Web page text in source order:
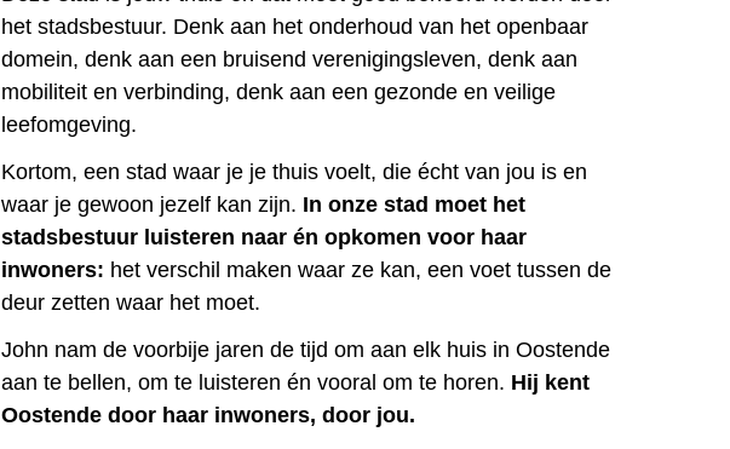
het stadsbestuur. Denk aan het onderhoud van het openbaar
domein, denk aan een bruisend verenigingsleven, denk aan
mobiliteit en verbinding, denk aan een gezonde en veilige
leefomgeving.
Kortom, een stad waar je je thuis voelt, die écht van jou is en
waar je gewoon jezelf kan zijn. In onze stad moet het
stadsbestuur luisteren naar én opkomen voor haar
inwoners: het verschil maken waar ze kan, een voet tussen de
deur zetten waar het moet.
John nam de voorbije jaren de tijd om aan elk huis in Oostende
aan te bellen, om te luisteren én vooral om te horen. Hij kent
Oostende door haar inwoners, door jou.